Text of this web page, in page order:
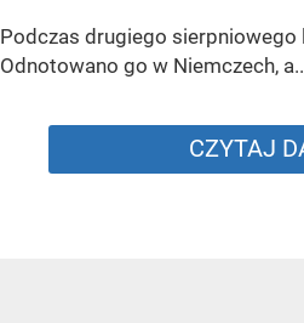
Podczas drugiego sierpniowego
Odnotowano go w Niemczech,
CZYTAJ